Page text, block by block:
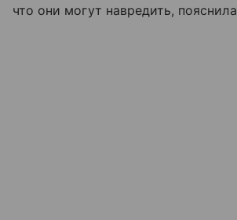
что они могут навредить,